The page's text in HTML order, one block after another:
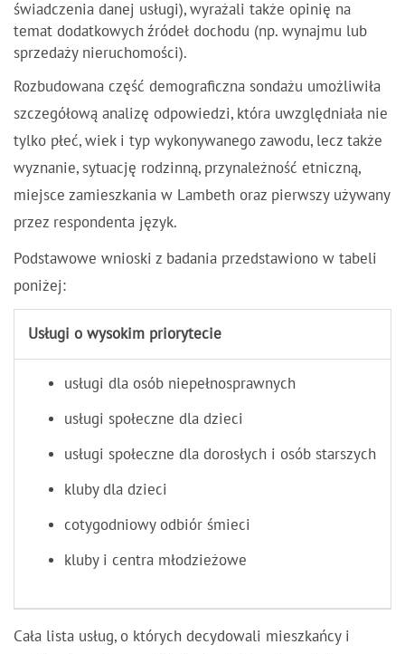
świadczenia danej usługi), wyrażali także opinię na
temat dodatkowych źródeł dochodu (np. wynajmu lub
sprzedaży nieruchomości).
Rozbudowana część demograficzna sondażu umożliwiła
szczegółową analizę odpowiedzi, która uwzględniała nie
tylko płeć, wiek i typ wykonywanego zawodu, lecz także
wyznanie, sytuację rodzinną, przynależność etniczną,
miejsce zamieszkania w Lambeth oraz pierwszy używany
przez respondenta język.
Podstawowe wnioski z badania przedstawiono w tabeli
poniżej:
Usługi o wysokim priorytecie
usługi dla osób niepełnosprawnych
usługi społeczne dla dzieci
usługi społeczne dla dorosłych i osób starszych
kluby dla dzieci
cotygodniowy odbiór śmieci
kluby i centra młodzieżowe
Cała lista usług, o których decydowali mieszkańcy i